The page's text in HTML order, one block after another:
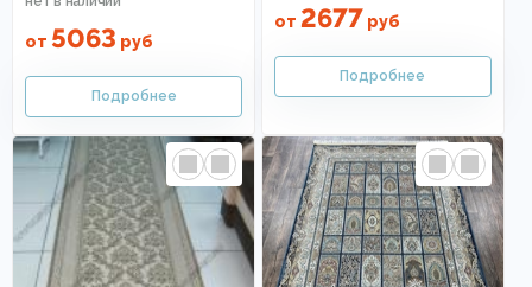
от 5063 руб
от 2677 руб